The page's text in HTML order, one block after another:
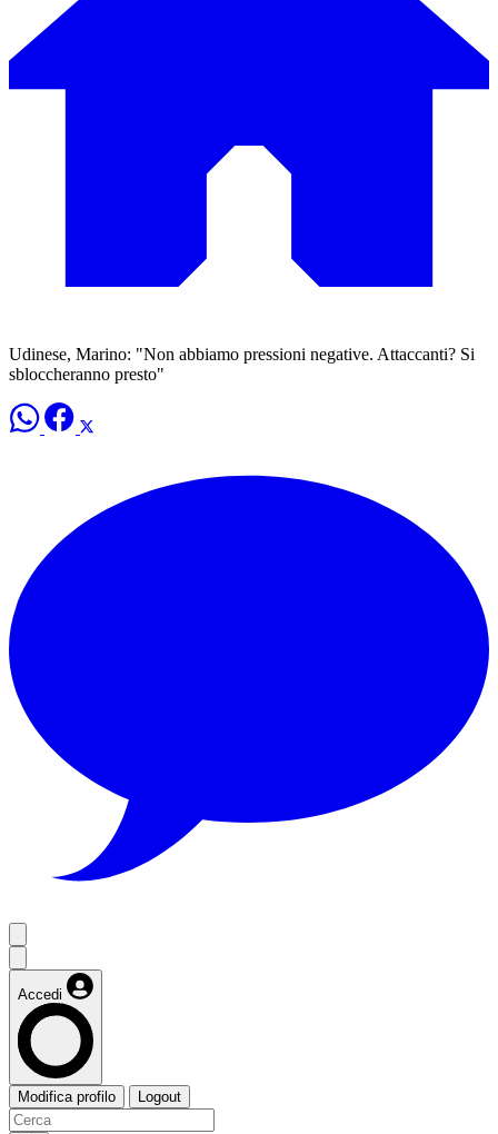
Udinese, Marino: "Non abbiamo pressioni negative. Attaccanti? Si
sbloccheranno presto"
Accedi
Modifica profilo Logout